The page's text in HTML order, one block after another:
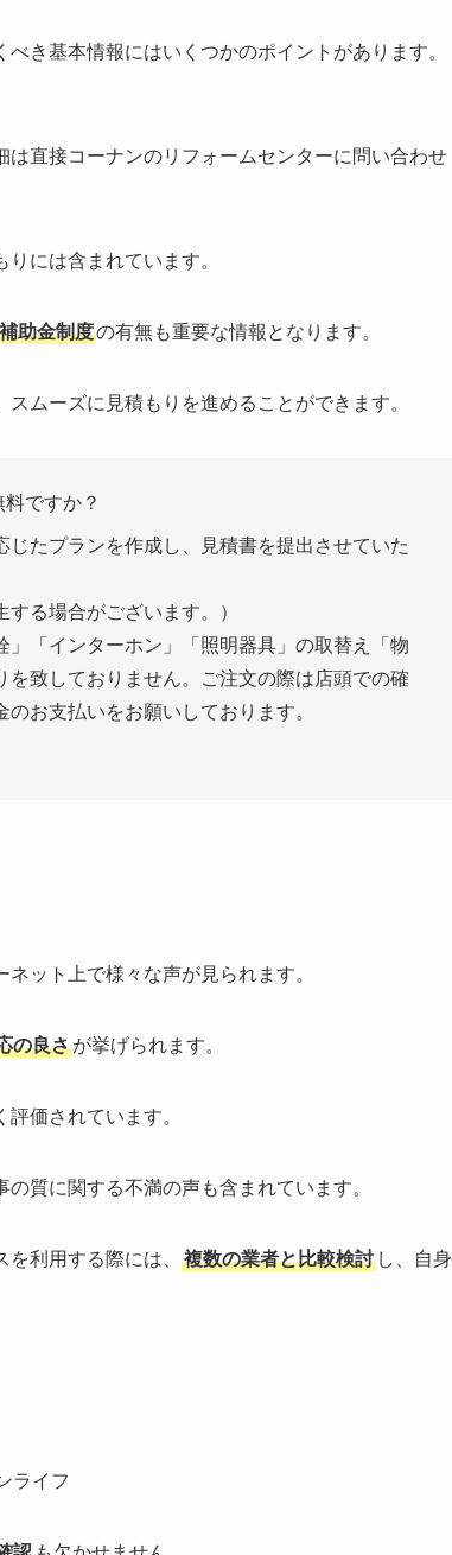
き基本情報にはいくつかのポイントがあります。
直接コーナンのリフォームセンターに問い合わせ
には含まれています。
補助金制度の有無も重要な情報となります。
ムーズに見積もりを進めることができます。
ですか？
たプランを作成し、見積書を提出させていた
る場合がございます。）
「インターホン」「照明器具」の取替え「物
致しておりません。ご注文の際は店頭での確
お支払いをお願いしております。
ット上で様々な声が見られます。
の良さが挙げられます。
価されています。
質に関する不満の声も含まれています。
利用する際には、 複数の業者と比較検討 し、自身
ライフ